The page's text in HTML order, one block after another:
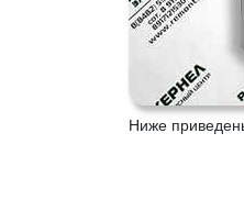
Ниже